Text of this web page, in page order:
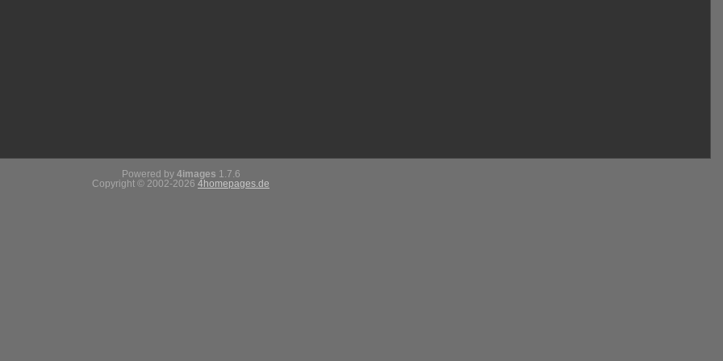
Powered by 4images 1.7.6
Copyright © 2002-2026 4homepages.de